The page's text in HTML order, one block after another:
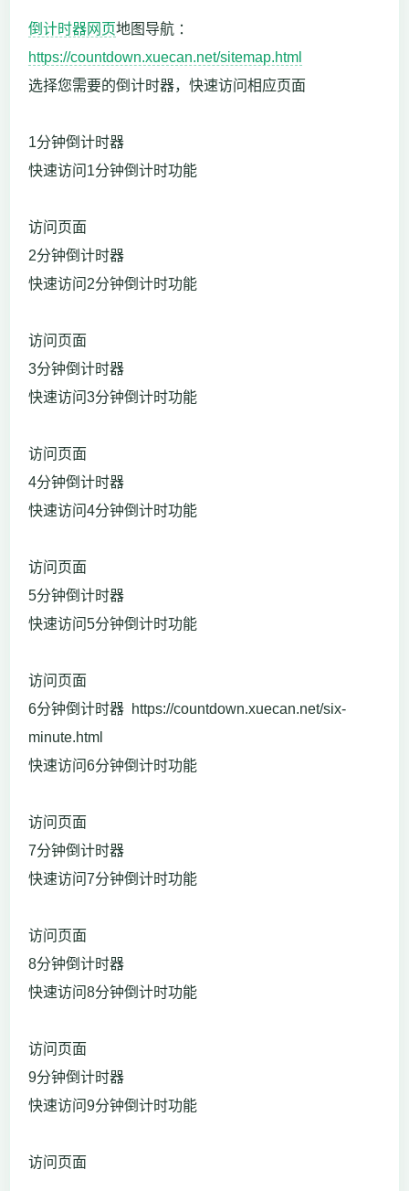
倒计时器网页地图导航 ：
https://countdown.xuecan.net/sitemap.html
选择您需要的倒计时器，快速访问相应页面
1分钟倒计时器
快速访问1分钟倒计时功能
访问页面
2分钟倒计时器
快速访问2分钟倒计时功能
访问页面
3分钟倒计时器
快速访问3分钟倒计时功能
访问页面
4分钟倒计时器
快速访问4分钟倒计时功能
访问页面
5分钟倒计时器
快速访问5分钟倒计时功能
访问页面
6分钟倒计时器 https://countdown.xuecan.net/six-
minute.html
快速访问6分钟倒计时功能
访问页面
7分钟倒计时器
快速访问7分钟倒计时功能
访问页面
8分钟倒计时器
快速访问8分钟倒计时功能
访问页面
9分钟倒计时器
快速访问9分钟倒计时功能
访问页面